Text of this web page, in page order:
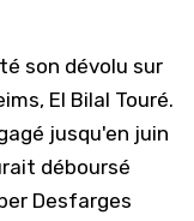
son dévolu sur
El Bilal Touré.
jusqu'en juin
déboursé
Desfarges